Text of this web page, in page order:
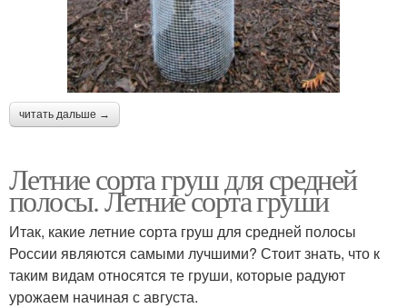
читать дальше →
Летние сорта груш для средней
полосы. Летние сорта груши
Итак, какие летние сорта груш для средней полосы
России являются самыми лучшими? Стоит знать, что к
таким видам относятся те груши, которые радуют
урожаем начиная с августа.